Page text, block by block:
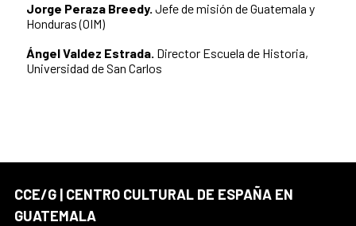
Jorge Peraza Breedy. Jefe de misión de Guatemala y
Honduras (OIM)
Ángel Valdez Estrada. Director Escuela de Historia,
Universidad de San Carlos
CCE/G | CENTRO CULTURAL DE ESPAÑA EN
GUATEMALA